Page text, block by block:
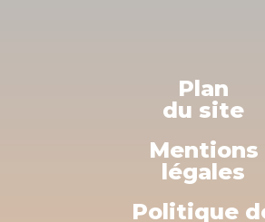
Plan
du site
Mentions
légales
Politique